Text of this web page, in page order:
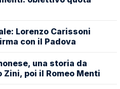
Lorenzo Carissoni
con il Padova
una storia da
poi il Romeo Menti